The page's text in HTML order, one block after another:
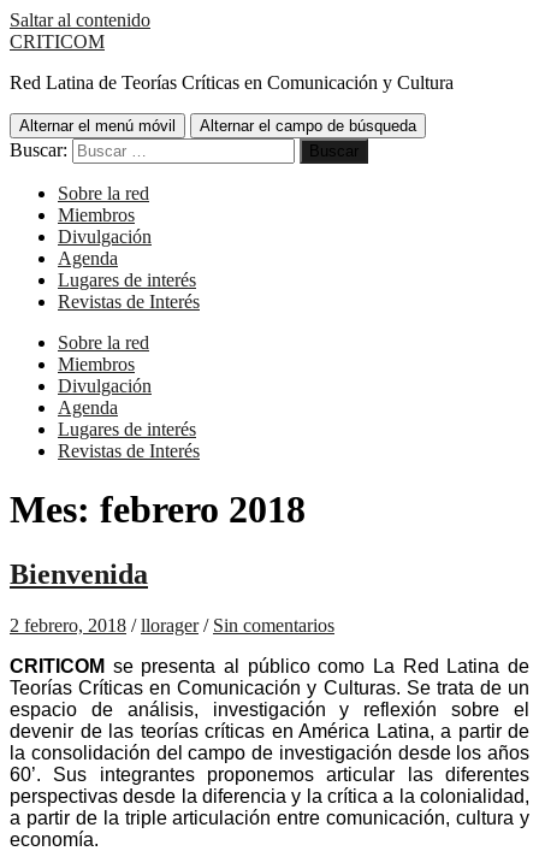
Saltar al contenido
CRITICOM
Red Latina de Teorías Críticas en Comunicación y Cultura
Alternar el menú móvil Alternar el campo de búsqueda
Buscar:
Sobre la red
Miembros
Divulgación
Agenda
Lugares de interés
Revistas de Interés
Sobre la red
Miembros
Divulgación
Agenda
Lugares de interés
Revistas de Interés
Mes: febrero 2018
Bienvenida
2 febrero, 2018 /llorager / Sin comentarios
CRITICOM se presenta al público como La Red Latina de
Teorías Críticas en Comunicación y Culturas. Se trata de un
espacio de análisis, investigación y reflexión sobre el
devenir de las teorías críticas en América Latina, a partir de
la consolidación del campo de investigación desde los años
60’. Sus integrantes proponemos articular las diferentes
perspectivas desde la diferencia y la crítica a la colonialidad,
a partir de la triple articulación entre comunicación, cultura y
economía.